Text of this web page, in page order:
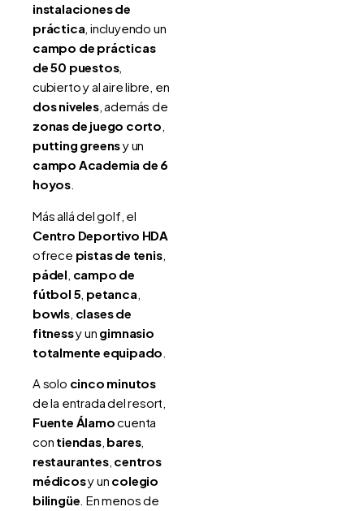
instalaciones de
práctica, incluyendo un
campo de prácticas
de 50 puestos,
cubierto y al aire libre, en
dos niveles, además de
zonas de juego corto,
putting greensy un
campo Academia de 6
hoyos.
Más allá del golf, el
Centro Deportivo HDA
ofrece pistas de tenis,
pádel, campo de
fútbol 5, petanca,
bowls, clases de
fitnessy un gimnasio
totalmente equipado.
A solo cinco minutos
de la entrada del resort,
Fuente Álamocuenta
con tiendas, bares,
restaurantes, centros
médicosy un colegio
bilingüe. En menos de